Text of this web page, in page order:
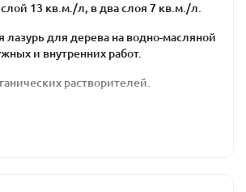
13 кв.м./л, в два слоя 7 кв.м./л.
лазурь для дерева на водно-масляной
и внутренних работ.
растворителей.
для обработки